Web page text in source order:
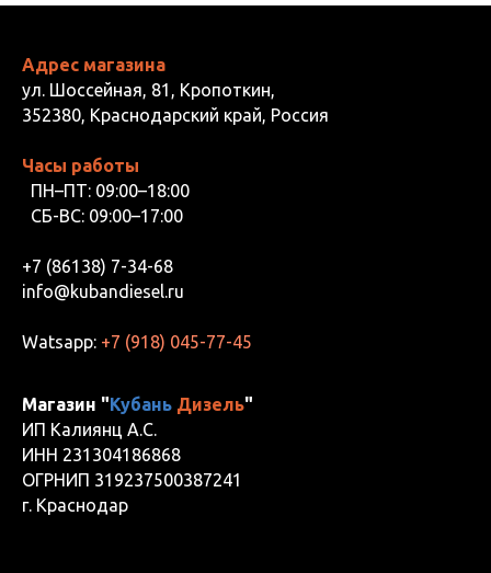
Адрес магазина
ул. Шоссейная, 81, Кропоткин,
352380, Краснодарский край, Россия
Часы работы
ПН–ПТ: 09:00–18:00
СБ-ВС: 09:00–17:00
+7 (86138) 7-34-68
info@kubandiesel.ru
Watsapp: +7 (918) 045-77-45
Магазин "Кубань Дизель"
ИП Калиянц А.С.
ИНН 231304186868
ОГРНИП 319237500387241
г. Краснодар